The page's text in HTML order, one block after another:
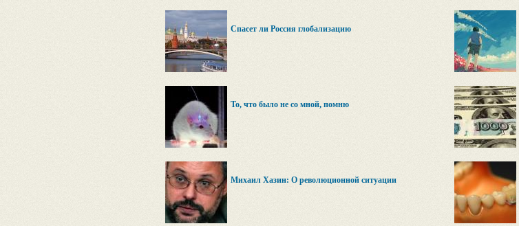
Спасет ли Россия глобализацию
То, что было не со мной, помню
Михаил Хазин: О революционной ситуации